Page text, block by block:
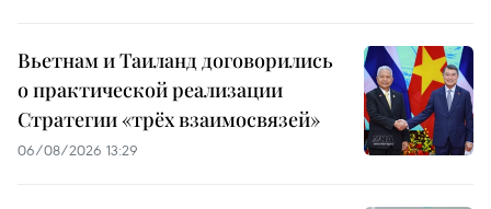
Вьетнам и Таиланд договорились
о практической реализации
Стратегии «трёх взаимосвязей»
06/08/2026 13:29